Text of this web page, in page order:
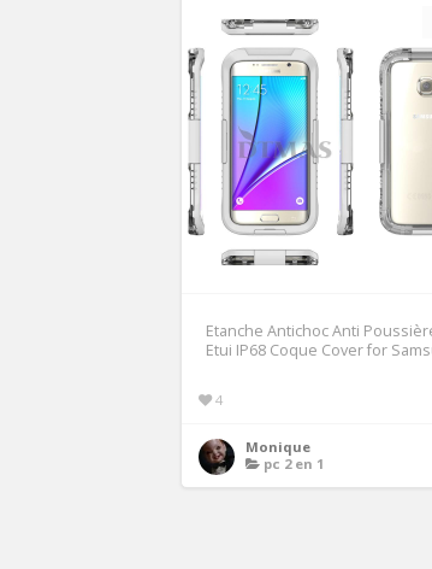
Etanche Antichoc Anti
Etui IP68 Coque Cover for
4
Monique
pc 2 en 1